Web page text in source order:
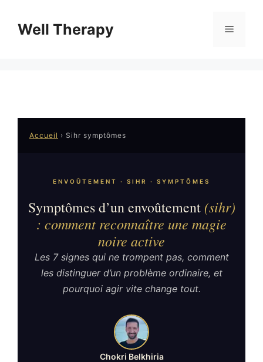
contenuWell Therapy Menu
Accueil › Sihr symptômes
ENVOÛTEMENT · SIHR · SYMPTÔMES
Symptômes d’un envoûtement (sihr)
: comment reconnaître une magie
noire active
Les 7 signes qui ne trompent pas, comment
les distinguer d’un problème ordinaire, et
pourquoi agir vite change tout.
Chokri Belkhiria